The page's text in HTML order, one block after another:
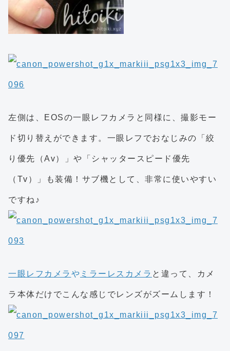
左側は、EOSの一眼レフカメラと同様に、撮影モー
ド切り替えができます。一眼レフでおなじみの「絞
り優先（Av）」や「シャッタースピード優先
（Tv）」も装備！サブ機として、非常に使いやすい
ですね♪
一眼レフカメラ や ミラーレスカメラ と違って、カメ
ラ本体だけでこんな感じでレンズがズームします！